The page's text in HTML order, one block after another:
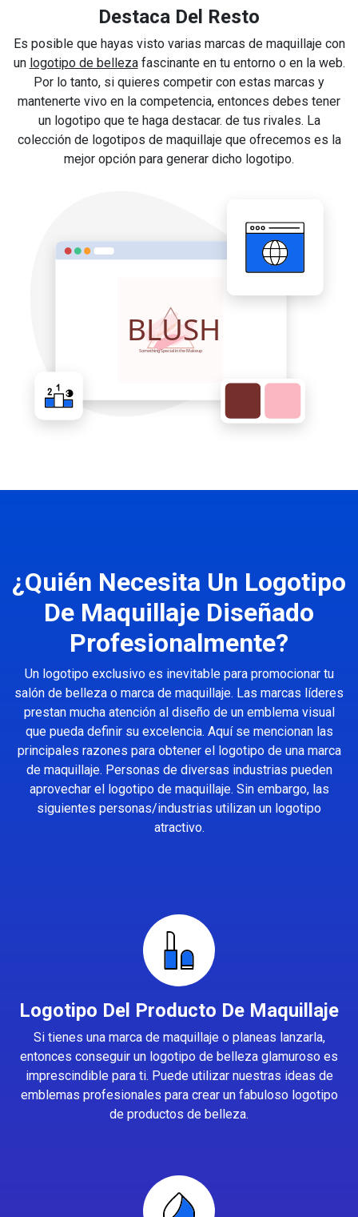
Destaca Del Resto
Es posible que hayas visto varias marcas de maquillaje con
un logotipo de bellezafascinante en tu entorno o en la web.
Por lo tanto, si quieres competir con estas marcas y
mantenerte vivo en la competencia, entonces debes tener
un logotipo que te haga destacar. de tus rivales. La
colección de logotipos de maquillaje que ofrecemos es la
mejor opción para generar dicho logotipo.
¿Quién Necesita Un Logotipo
De Maquillaje Diseñado
Profesionalmente?
Un logotipo exclusivo es inevitable para promocionar tu
salón de belleza o marca de maquillaje. Las marcas líderes
prestan mucha atención al diseño de un emblema visual
que pueda definir su excelencia. Aquí se mencionan las
principales razones para obtener el logotipo de una marca
de maquillaje. Personas de diversas industrias pueden
aprovechar el logotipo de maquillaje. Sin embargo, las
siguientes personas/industrias utilizan un logotipo
atractivo.
Logotipo Del Producto De Maquillaje
Si tienes una marca de maquillaje o planeas lanzarla,
entonces conseguir un logotipo de belleza glamuroso es
imprescindible para ti. Puede utilizar nuestras ideas de
emblemas profesionales para crear un fabuloso logotipo
de productos de belleza.